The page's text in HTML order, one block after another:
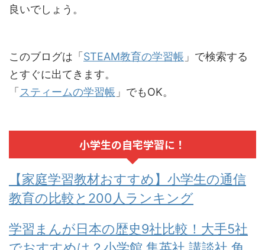
良いでしょう。
このブログは「 STEAM教育の学習帳 」で検索する
とすぐに出てきます。
「 スティームの学習帳 」でもOK。
小学生の自宅学習に！
【家庭学習教材おすすめ】小学生の通信
教育の比較と200人ランキング
学習まんが日本の歴史9社比較！大手5社